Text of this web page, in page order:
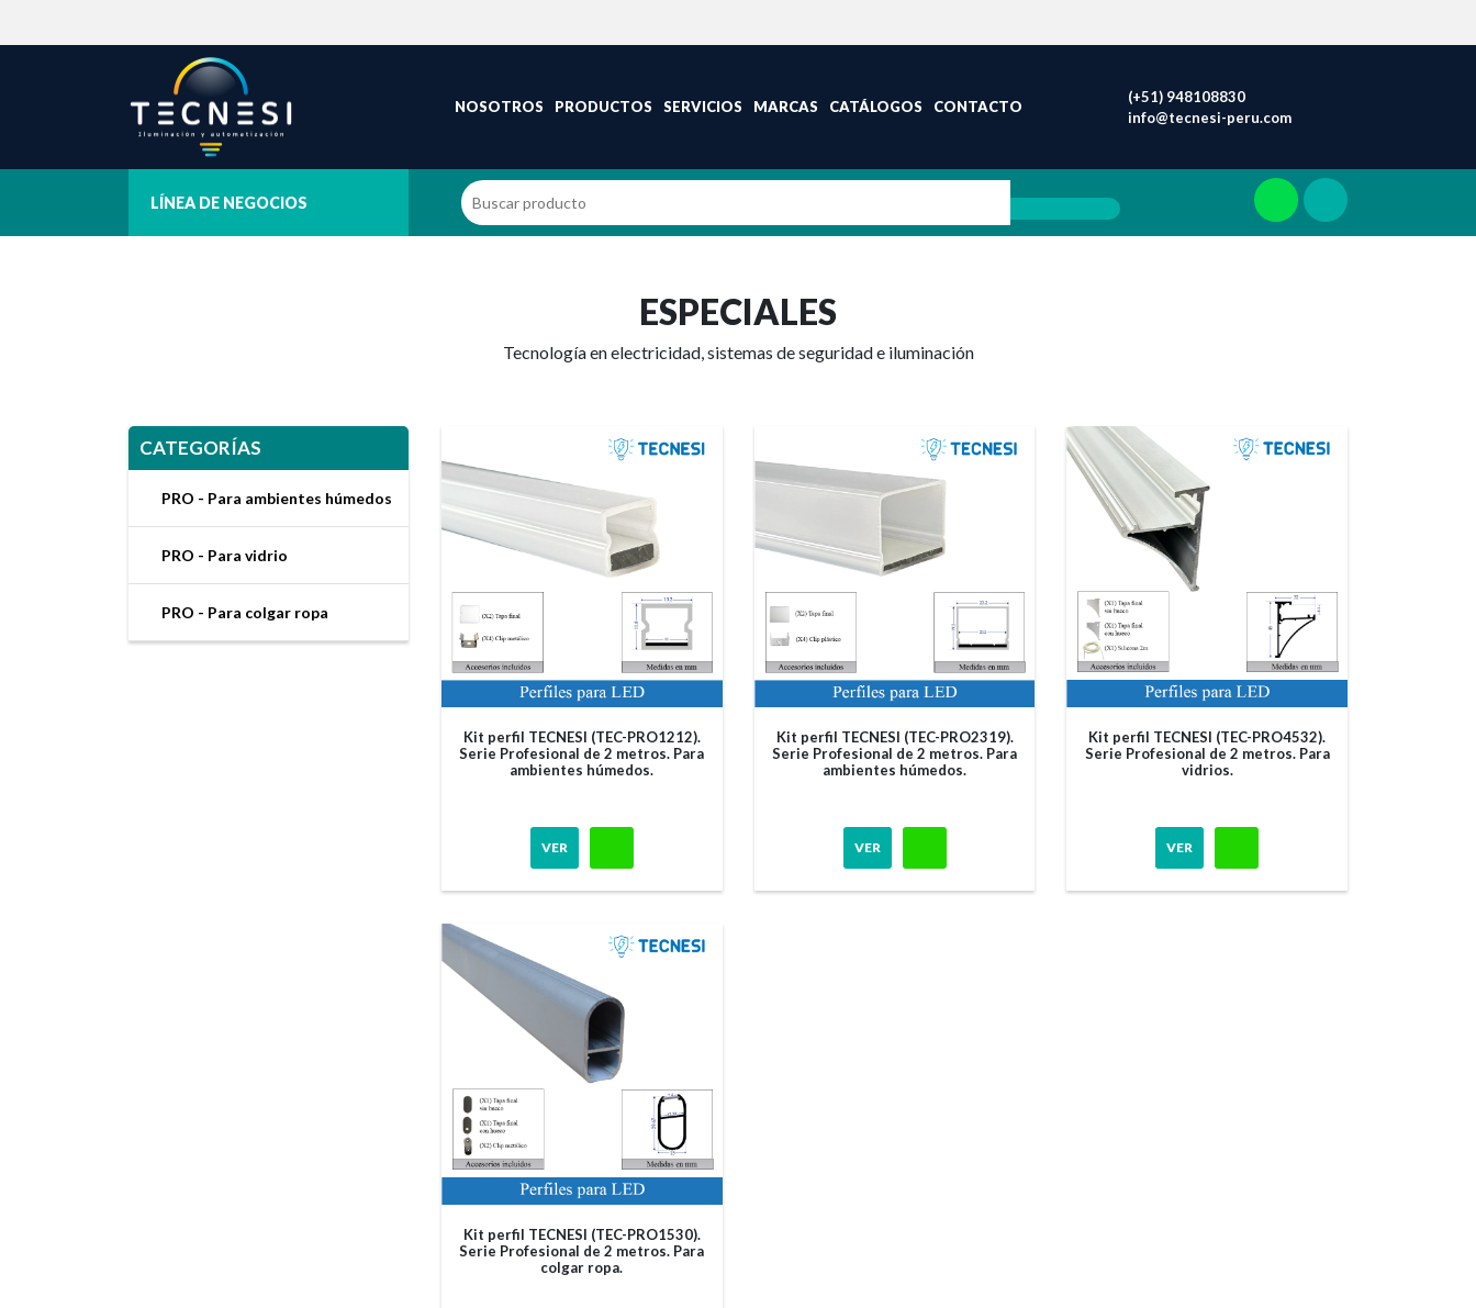
NOSOTROS PRODUCTOS SERVICIOS MARCAS CATÁLOGOS CONTACTO
(+51) 948108830
info@tecnesi-peru.com
LÍNEA DE NEGOCIOS
ESPECIALES
Tecnología en electricidad, sistemas de seguridad e iluminación
CATEGORÍAS
PRO - Para ambientes húmedos
PRO - Para vidrio
PRO - Para colgar ropa
Kit perfil TECNESI (TEC-PRO1212).
Serie Profesional de 2 metros. Para
ambientes húmedos.
VER
Kit perfil TECNESI (TEC-PRO2319).
Serie Profesional de 2 metros. Para
ambientes húmedos.
VER
Kit perfil TECNESI (TEC-PRO4532).
Serie Profesional de 2 metros. Para
vidrios.
VER
Kit perfil TECNESI (TEC-PRO1530).
Serie Profesional de 2 metros. Para
colgar ropa.